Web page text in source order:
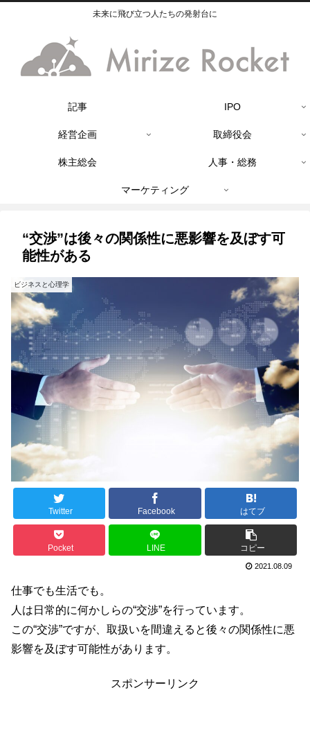
未来に飛び立つ人たちの発射台に
記事 IPO
経営企画 取締役会
株主総会 人事・総務
マーケティング
“交渉”は後々の関係性に悪影響を及ぼす可
能性がある
ビジネスと心理学
Twitter Facebook はてブ
Pocket LINE コピー
2021.08.09
仕事でも生活でも。
人は日常的に何かしらの“交渉”を行っています。
この“交渉”ですが、取扱いを間違えると後々の関係性に悪
影響を及ぼす可能性があります。
スポンサーリンク